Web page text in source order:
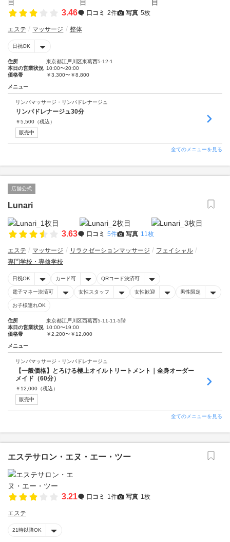
3.46 口コミ 2件 写真 5枚
エステ マッサージ 整体
日祝OK
住所
東京都江戸川区東葛西5-12-1
本日の営業状況 10:00〜20:00
価格帯
￥3,300〜￥8,800
メニュー
リンパマッサージ・リンパドレナージュ
リンパドレナージュ30分
￥5,500 （税込）
販売中
全てのメニューを見る
店舗公式
Lunari
3.63 口コミ 5件 写真 11枚
エステ マッサージ リラクゼーションマッサージ
フェイシャル
専門学校・専修学校
日祝OK カード可 QRコード決済可
電子マネー決済可 女性スタッフ 女性歓迎 男性限定
お子様連れOK
住所
東京都江戸川区西葛西5-11-11-5階
本日の営業状況 10:00〜19:00
価格帯
￥2,200〜￥12,000
メニュー
リンパマッサージ・リンパドレナージュ
【一般価格】とろける極上オイルトリートメント｜全身オーダー
メイド（60分）
￥ 12,000 （税込）
販売中
全てのメニューを見る
エステサロン・エヌ・エー・ツー
3.21 口コミ 1件 写真 1枚
エステ
21時以降OK